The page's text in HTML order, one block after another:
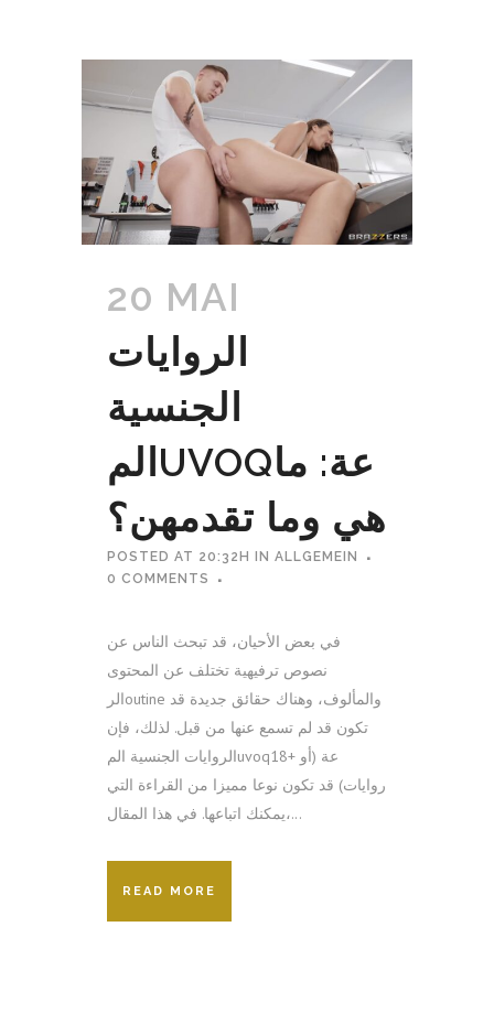
20 MAI
الروايات
الجنسية
المUVOQعة: ما
هي وما تقدمهن؟
POSTED AT 20:32H IN ALLGEMEIN
0 COMMENTS
في بعض الأحيان، قد تبحث الناس عن
نصوص ترفيهية تختلف عن المحتوى
الرoutine والمألوف، وهناك حقائق جديدة قد
تكون قد لم تسمع عنها من قبل. لذلك، فإن
الروايات الجنسية المuvoqعة (أو +18
روايات) قد تكون نوعا مميزا من القراءة التي
يمكنك اتباعها. في هذا المقال،...
READ MORE